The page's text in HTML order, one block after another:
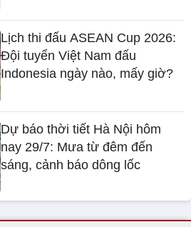
Lịch thi đấu ASEAN Cup 2026:
Đội tuyển Việt Nam đấu
Indonesia ngày nào, mấy giờ?
Dự báo thời tiết Hà Nội hôm
nay 29/7: Mưa từ đêm đến
sáng, cảnh báo dông lốc